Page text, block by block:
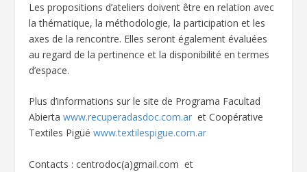
Les propositions d’ateliers doivent être en relation avec
la thématique, la méthodologie, la participation et les
axes de la rencontre. Elles seront également évaluées
au regard de la pertinence et la disponibilité en termes
d’espace.
Plus d’informations sur le site de Programa Facultad
Abiertawww.recuperadasdoc.com.ar et Coopérative
Textiles Pigüéwww.textilespigue.com.ar
Contacts : centrodoc(a)gmail.com et